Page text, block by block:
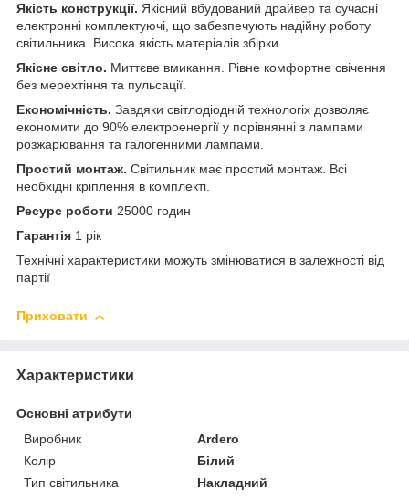
Якість конструкції. Якісний вбудований драйвер та сучасні
електронні комплектуючі, що забезпечують надійну роботу
світильника. Висока якість матеріалів збірки.
Якісне світло. Миттєве вмикання. Рівне комфортне свічення
без мерехтіння та пульсації.
Економічність. Завдяки світлодіодній технологіх дозволяє
економити до 90% електроенергії у порівнянні з лампами
розжарювання та галогенними лампами.
Простий монтаж. Світильник має простий монтаж. Всі
необхідні кріплення в комплекті.
Ресурс роботи 25000 годин
Гарантія 1 рік
Технічні характеристики можуть змінюватися в залежності від
партії
Приховати
Характеристики
Основні атрибути
Виробник
Ardero
Колір
Білий
Тип світильника
Накладний